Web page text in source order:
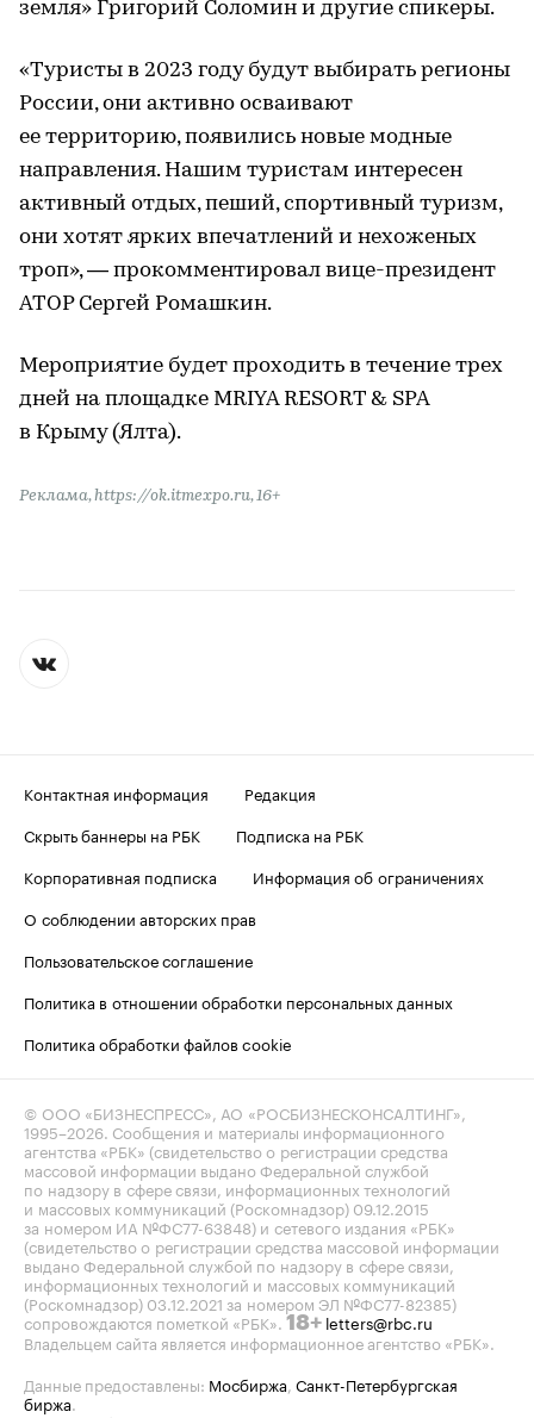
земля» Григорий Соломин и другие спикеры.
«Туристы в 2023 году будут выбирать регионы
России, они активно осваивают
ее территорию, появились новые модные
направления. Нашим туристам интересен
активный отдых, пеший, спортивный туризм,
они хотят ярких впечатлений и нехоженых
троп», — прокомментировал вице-президент
АТОР Сергей Ромашкин.
Мероприятие будет проходить в течение трех
дней на площадке MRIYA RESORT & SPA
в Крыму (Ялта).
Реклама, https://ok.itmexpo.ru, 16+
Контактная информация
Редакция
Скрыть баннеры на РБК
Подписка на РБК
Корпоративная подписка
Информация об ограничениях
О соблюдении авторских прав
Пользовательское соглашение
Политика в отношении обработки персональных данных
Политика обработки файлов cookie
© ООО «БИЗНЕСПРЕСС», АО «РОСБИЗНЕСКОНСАЛТИНГ»,
1995–2026. Сообщения и материалы информационного
агентства «РБК» (свидетельство о регистрации средства
массовой информации выдано Федеральной службой
по надзору в сфере связи, информационных технологий
и массовых коммуникаций (Роскомнадзор) 09.12.2015
за номером ИА №ФС77-63848) и сетевого издания «РБК»
(свидетельство о регистрации средства массовой информации
выдано Федеральной службой по надзору в сфере связи,
информационных технологий и массовых коммуникаций
(Роскомнадзор) 03.12.2021 за номером ЭЛ №ФС77-82385)
сопровождаются пометкой «РБК». 18+ letters@rbc.ru
Владельцем сайта является информационное агентство «РБК».
Данные предоставлены: Мосбиржа, Санкт-Петербургская
биржа.